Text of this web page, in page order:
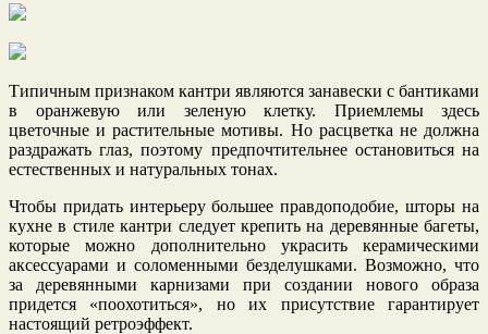
Типичным признаком кантри являются занавески с бантиками
в оранжевую или зеленую клетку. Приемлемы здесь
цветочные и растительные мотивы. Но расцветка не должна
раздражать глаз, поэтому предпочтительнее остановиться на
естественных и натуральных тонах.
Чтобы придать интерьеру большее правдоподобие, шторы на
кухне в стиле кантри следует крепить на деревянные багеты,
которые можно дополнительно украсить керамическими
аксессуарами и соломенными безделушками. Возможно, что
за деревянными карнизами при создании нового образа
придется «поохотиться», но их присутствие гарантирует
настоящий ретроэффект.